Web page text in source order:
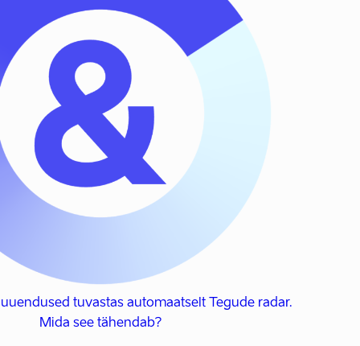
tuvastas automaatselt Tegude radar.
Mida see tähendab?